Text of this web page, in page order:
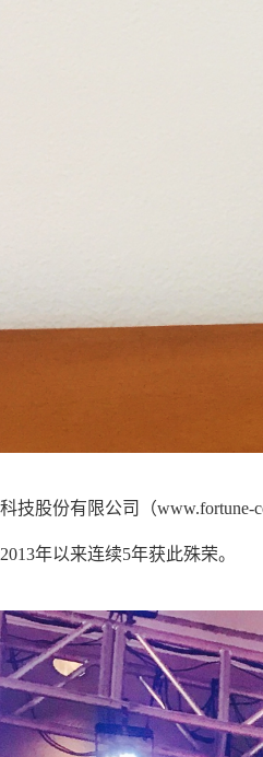
科技股份有限公司（
年以来连续5年获此殊荣。